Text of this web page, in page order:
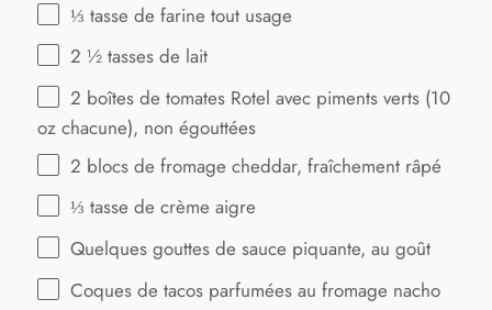
⅓ tasse de farine tout usage
2 ½ tasses de lait
2 boîtes de tomates Rotel avec piments verts (10
oz chacune), non égouttées
2 blocs de fromage cheddar, fraîchement râpé
⅓ tasse de crème aigre
Quelques gouttes de sauce piquante, au goût
Coques de tacos parfumées au fromage nacho